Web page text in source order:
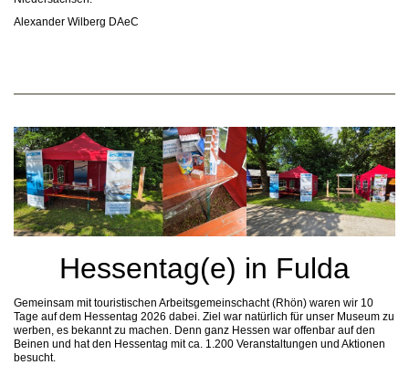
Alexander Wilberg DAeC
Hessentag(e) in Fulda
Gemeinsam mit touristischen Arbeitsgemeinschacht (Rhön) waren wir 10
Tage auf dem Hessentag 2026 dabei. Ziel war natürlich für unser Museum zu
werben, es bekannt zu machen. Denn ganz Hessen war offenbar auf den
Beinen und hat den Hessentag mit ca. 1.200 Veranstaltungen und Aktionen
besucht.